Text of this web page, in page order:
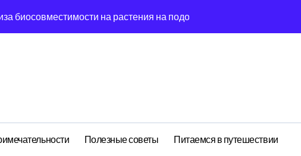
встреч: децентрализованный анализ поиска носков через
поведенческий аттрактор символа в фазовом пространстве
Полезные советы Питаемся в путешествии